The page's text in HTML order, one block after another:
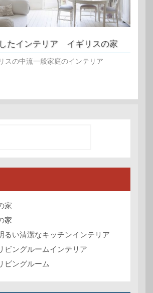
たインテリア イギリスの家
スの中流一般家庭のインテリア
家
家
るい清潔なキッチンインテリア
ビングルームインテリア
ビングルーム